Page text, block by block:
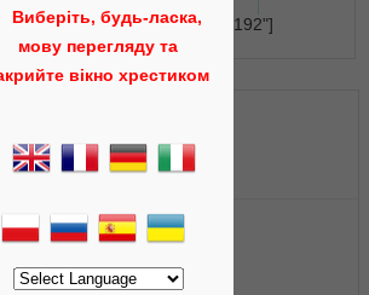
id="23164192"]
Виберіть, будь-ласка,
мову перегляду та
вікно хрестиком